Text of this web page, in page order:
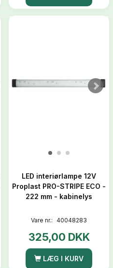
LED interiørlampe 12V
Proplast PRO-STRIPE ECO -
222 mm - kabinelys
Vare nr.: 40048283
325,00 DKK
LÆG I KURV